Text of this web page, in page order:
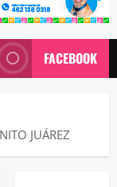
FACEBOOK
JUÁREZ